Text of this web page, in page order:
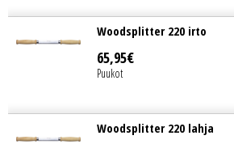
Woodsplitter 220 irto
65,95€
Puukot
Woodsplitter 220 lahja